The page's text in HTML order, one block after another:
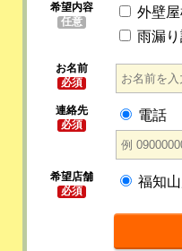
希望内容
任意
外壁屋
雨漏り
お名前
必須
連絡先
必須
電話
希望店舗
必須
福知